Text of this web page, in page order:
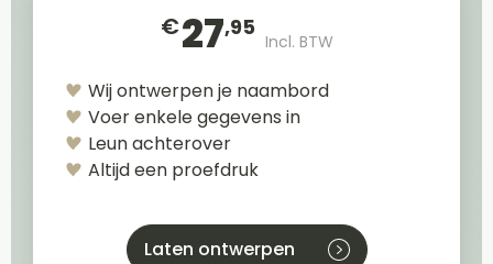
€27,95
Incl. BTW
Wij ontwerpen je naambord
Voer enkele gegevens in
Leun achterover
Altijd een proefdruk
Laten ontwerpen